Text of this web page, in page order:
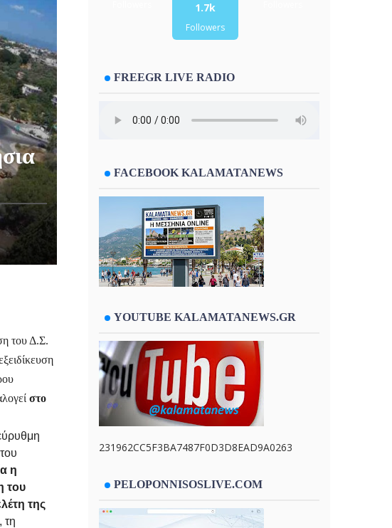
του Δ.Σ.
στο
η
του
της
τη
1.7k
Followers
FREEGR LIVE RADIO
FACEBOOK KALAMATANEWS
YOUTUBE KALAMATANEWS.GR
231962CC5F3BA7487F0D3D8EAD9A0263
PELOPONNISOSLIVE.COM